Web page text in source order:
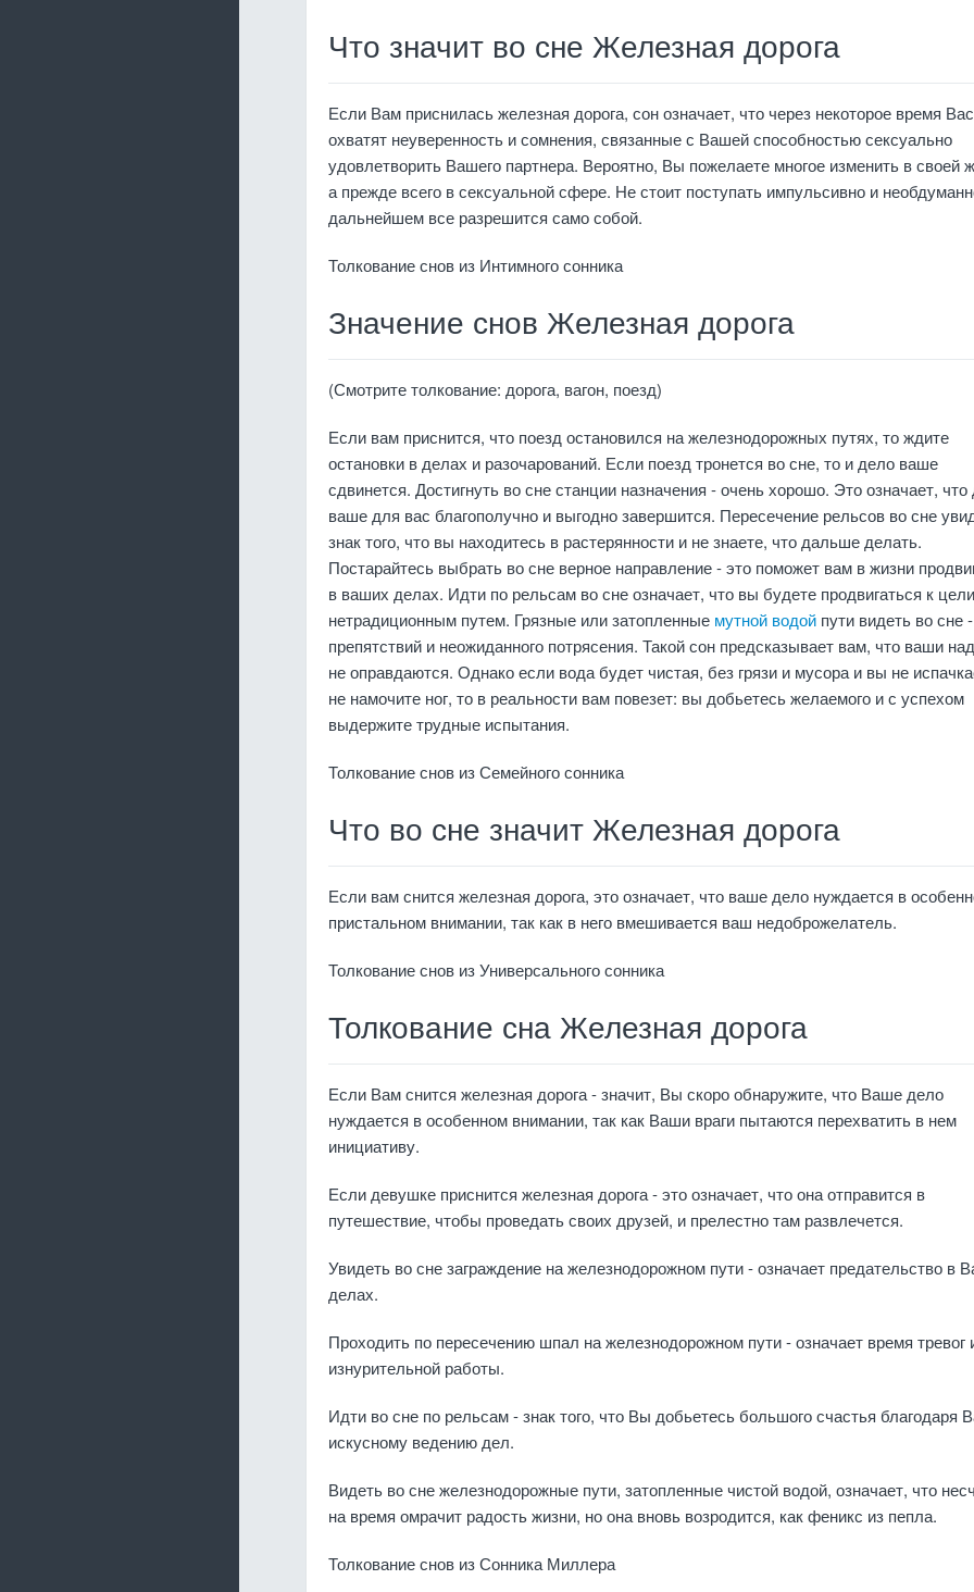
Что значит во сне Железная дорога
Если Вам приснилась железная дорога, сон означает, что через некоторое время Вас
охватят неуверенность и сомнения, связанные с Вашей способностью сексуально
удовлетворить Вашего партнера. Вероятно, Вы пожелаете многое изменить в своей
а прежде всего в сексуальной сфере. Не стоит поступать импульсивно и
дальнейшем все разрешится само собой.
Толкование снов из Интимного сонника
Значение снов Железная дорога
(Смотрите толкование: дорога, вагон, поезд)
Если вам приснится, что поезд остановился на железнодорожных путях, то ждите
остановки в делах и разочарований. Если поезд тронется во сне, то и дело ваше
сдвинется. Достигнуть во сне станции назначения - очень хорошо. Это означает,
ваше для вас благополучно и выгодно завершится. Пересечение рельсов во сне
знак того, что вы находитесь в растерянности и не знаете, что дальше делать.
Постарайтесь выбрать во сне верное направление - это поможет вам в жизни
в ваших делах. Идти по рельсам во сне означает, что вы будете продвигаться к цели
нетрадиционным путем. Грязные или затопленные мутной водой пути видеть во сне
препятствий и неожиданного потрясения. Такой сон предсказывает вам, что ваши
не оправдаются. Однако если вода будет чистая, без грязи и мусора и вы не
не намочите ног, то в реальности вам повезет: вы добьетесь желаемого и с успехом
выдержите трудные испытания.
Толкование снов из Семейного сонника
Что во сне значит Железная дорога
Если вам снится железная дорога, это означает, что ваше дело нуждается в
пристальном внимании, так как в него вмешивается ваш недоброжелатель.
Толкование снов из Универсального сонника
Толкование сна Железная дорога
Если Вам снится железная дорога - значит, Вы скоро обнаружите, что Ваше дело
нуждается в особенном внимании, так как Ваши враги пытаются перехватить в нем
инициативу.
Если девушке приснится железная дорога - это означает, что она отправится в
путешествие, чтобы проведать своих друзей, и прелестно там развлечется.
Увидеть во сне заграждение на железнодорожном пути - означает предательство в
делах.
Проходить по пересечению шпал на железнодорожном пути - означает время тревог
изнурительной работы.
Идти во сне по рельсам - знак того, что Вы добьетесь большого счастья благодаря
искусному ведению дел.
Видеть во сне железнодорожные пути, затопленные чистой водой, означает, что
на время омрачит радость жизни, но она вновь возродится, как феникс из пепла.
Толкование снов из Сонника Миллера